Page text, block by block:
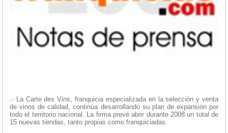
.- La Carte des Vins, franquicia especializada en la selección y venta
de vinos de calidad, continúa desarrollando su plan de expansión por
todo el territorio nacional. La firma prevé abrir durante 2008 un total de
15 nuevas tiendas, tanto propias como franquiciadas.